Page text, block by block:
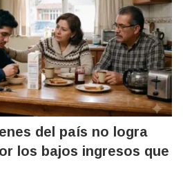
del país no logra
los bajos ingresos que